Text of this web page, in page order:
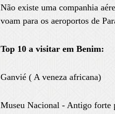
Não existe uma companhia
voam para os aeroportos de
Top 10 a visitar em Benim:
Ganvié ( A veneza africana)
Museu Nacional - Antigo forte